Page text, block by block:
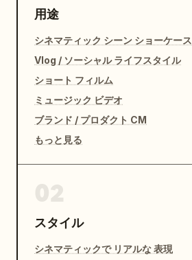
用途
シネマティック シーン ショーケース
Vlog / ソーシャル ライフスタイル
ショート フィルム
ミュージック ビデオ
ブランド / プロダクト CM
もっと見る
スタイル
シネマティックで リアルな 表現